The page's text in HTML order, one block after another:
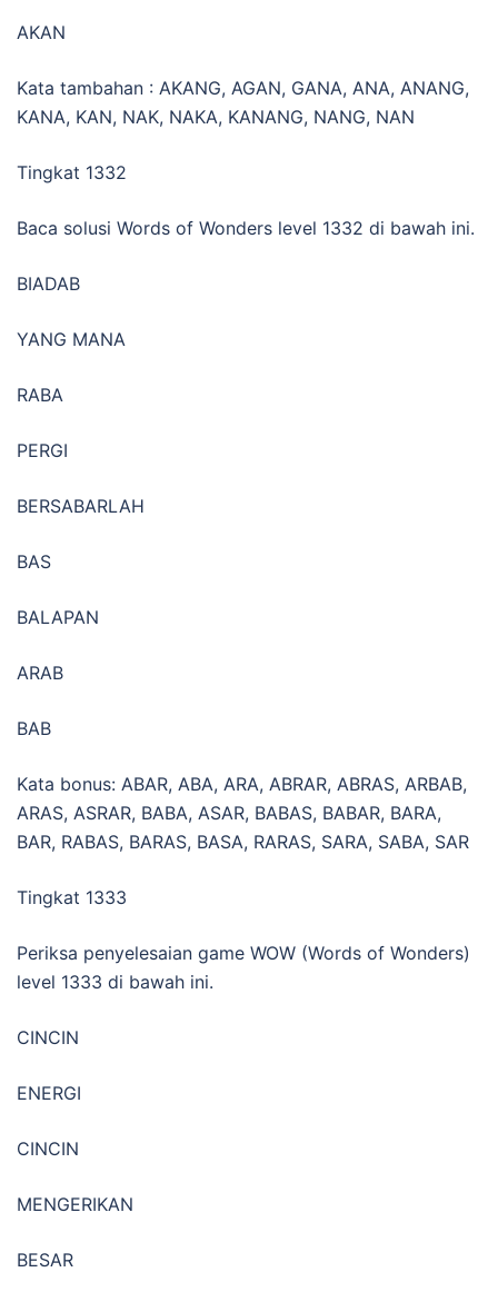
AKAN
Kata tambahan : AKANG, AGAN, GANA, ANA, ANANG,
KANA, KAN, NAK, NAKA, KANANG, NANG, NAN
Tingkat 1332
Baca solusi Words of Wonders level 1332 di bawah ini.
BIADAB
YANG MANA
RABA
PERGI
BERSABARLAH
BAS
BALAPAN
ARAB
BAB
Kata bonus: ABAR, ABA, ARA, ABRAR, ABRAS, ARBAB,
ARAS, ASRAR, BABA, ASAR, BABAS, BABAR, BARA,
BAR, RABAS, BARAS, BASA, RARAS, SARA, SABA, SAR
Tingkat 1333
Periksa penyelesaian game WOW (Words of Wonders)
level 1333 di bawah ini.
CINCIN
ENERGI
CINCIN
MENGERIKAN
BESAR